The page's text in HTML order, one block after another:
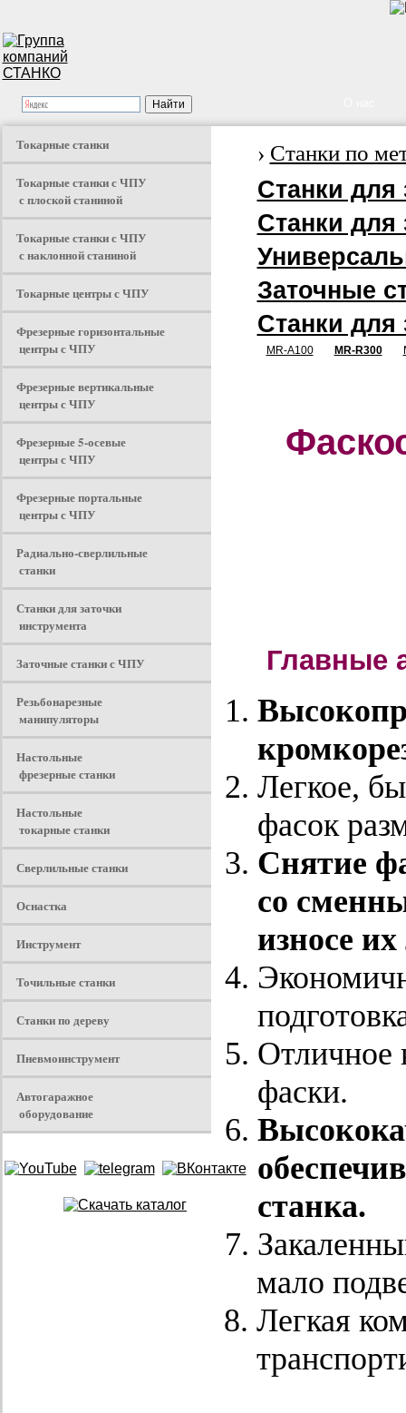
Токарные станки
Токарные станки с ЧПУ
с плоской станиной
Токарные станки с ЧПУ
с наклонной станиной
Токарные центры с ЧПУ
Фрезерные горизонтальные
центры с ЧПУ
Фрезерные вертикальные
центры с ЧПУ
Фрезерные 5-осевые
центры с ЧПУ
Фрезерные портальные
центры с ЧПУ
Радиально-сверлильные
станки
Станки для заточки
инструмента
Заточные станки с ЧПУ
Резьбонарезные
манипуляторы
Настольные
фрезерные станки
Настольные
токарные станки
Сверлильные станки
Оснастка
Инструмент
Точильные станки
Станки по дереву
Пневмоинструмент
Автогаражное
оборудование
› Станки по
Станки для
Станки для
Заточные
Станки для
MR-A100 MR-R300
Главные
Легкое,
фасок
Снятие
со
износе
Отличное
фаски.
станка.
мало
Легкая